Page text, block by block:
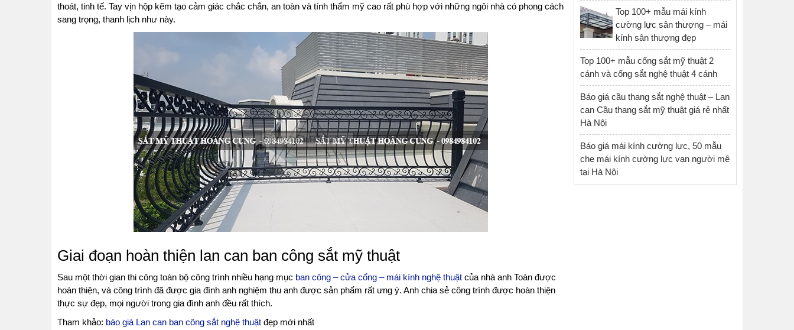
thoát, tinh tế. Tay vịn hộp kẽm tạo cảm giác chắc chắn, an toàn và tính thẩm mỹ cao rất phù hợp với những ngôi nhà có phong cách
sang trọng, thanh lịch như này.
Giai đoạn hoàn thiện lan can ban công sắt mỹ thuật
Sau một thời gian thi công toàn bộ công trình nhiều hạng mục ban công – cửa cổng – mái kính nghệ thuật của nhà anh Toàn được
hoàn thiện, và công trình đã được gia đình anh nghiệm thu anh được sản phẩm rất ưng ý. Anh chia sẻ công trình được hoàn thiện
thực sự đẹp, mọi người trong gia đình anh đều rất thích.
Tham khảo: báo giá Lan can ban công sắt nghệ thuật đẹp mới nhất
Top 100+ mẫu mái kính
cường lực sân thượng – mái
kính sân thượng đẹp
Top 100+ mẫu cổng sắt mỹ thuật 2
cánh và cổng sắt nghệ thuật 4 cánh
Báo giá cầu thang sắt nghệ thuật – Lan
can Cầu thang sắt mỹ thuật giá rẻ nhất
Hà Nội
Báo giá mái kính cường lực, 50 mẫu
che mái kính cường lực vạn người mê
tại Hà Nội